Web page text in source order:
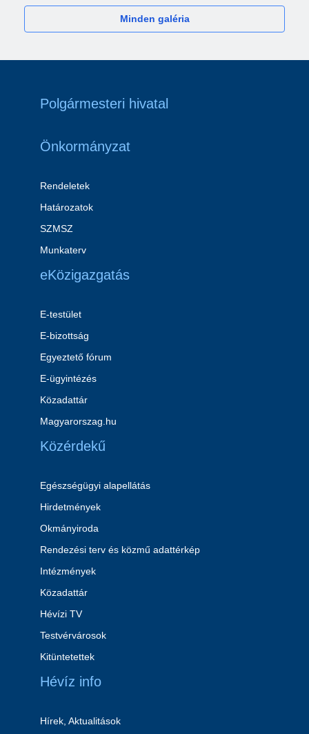
Minden galéria
Polgármesteri hivatal
Önkormányzat
Rendeletek
Határozatok
SZMSZ
Munkaterv
eKözigazgatás
E-testület
E-bizottság
Egyeztető fórum
E-ügyintézés
Közadattár
Magyarorszag.hu
Közérdekű
Egészségügyi alapellátás
Hirdetmények
Okmányiroda
Rendezési terv és közmű adattérkép
Intézmények
Közadattár
Hévízi TV
Testvérvárosok
Kitüntetettek
Hévíz info
Hírek, Aktualitások